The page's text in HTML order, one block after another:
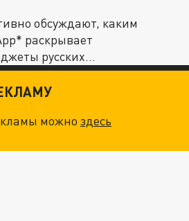
обсуждают, каким
раскрывает
русских
можноздесь